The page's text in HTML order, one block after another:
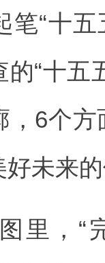
笔“十
的“十
，6个
未来
里，“